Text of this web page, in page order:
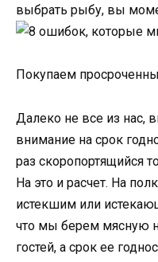
выбрать рыбу, вы
Покупаем
Далеко не все из нас,
внимание на срок
раз скоропортящийся
На это и расчет. На
истекшим или
что мы берем мясную
гостей, а срок ее